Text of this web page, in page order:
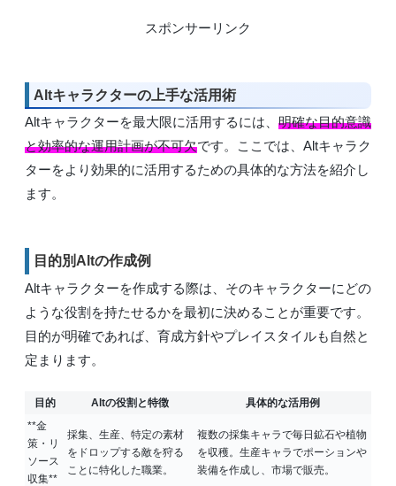
スポンサーリンク
Altキャラクターの上手な活用術
Altキャラクターを最大限に活用するには、 明確な目的意識
と効率的な運用計画が不可欠です。ここでは、Altキャラク
ターをより効果的に活用するための具体的な方法を紹介し
ます。
目的別Altの作成例
Altキャラクターを作成する際は、そのキャラクターにどの
ような役割を持たせるかを最初に決めることが重要です。
目的が明確であれば、育成方針やプレイスタイルも自然と
定まります。
目的 Altの役割と特徴
具体的な活用例
**金
策・リ
ソース
収集**
採集、生産、特定の素材
をドロップする敵を狩る
ことに特化した職業。
複数の採集キャラで毎日鉱石や植物
を収穫。生産キャラでポーションや
装備を作成し、市場で販売。